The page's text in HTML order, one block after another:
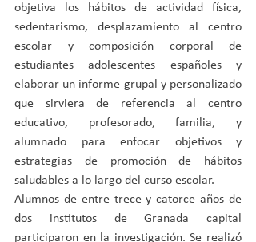
objetiva los hábitos de actividad física,
sedentarismo, desplazamiento al centro
escolar y composición corporal de
estudiantes adolescentes españoles y
elaborar un informe grupal y personalizado
que sirviera de referencia al centro
educativo, profesorado, familia, y
alumnado para enfocar objetivos y
estrategias de promoción de hábitos
saludables a lo largo del curso escolar.
Alumnos de entre trece y catorce años de
dos institutos de Granada capital
participaron en la investigación. Se realizó